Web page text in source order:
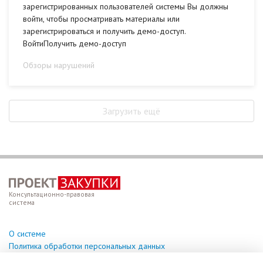
зарегистрированных пользователей системы Вы должны
войти, чтобы просматривать материалы или
зарегистрироваться и получить демо-доступ.
ВойтиПолучить демо-доступ
Обзоры нарушений
Загрузить ещё
Консультационно-правовая
система
О системе
Политика обработки персональных данных